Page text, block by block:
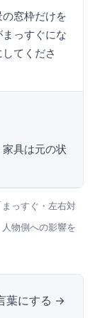
窓枠だけを
っすぐにな
てくださ
具は元の状
っすぐ・左右対
物側への影響を
葉にする →